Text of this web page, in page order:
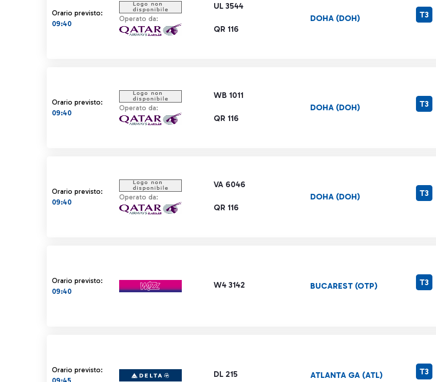
Orario previsto:
09:40
UL 3544
Operato da:
QR 116
DOHA (DOH) T3
Orario previsto:
09:40
WB 1011
Operato da:
QR 116
DOHA (DOH) T3
Orario previsto:
09:40
VA 6046
Operato da:
QR 116
DOHA (DOH) T3
Orario previsto:
09:40
W4 3142 BUCAREST (OTP) T3
Orario previsto:
DL 215 ATLANTA GA (ATL) T3